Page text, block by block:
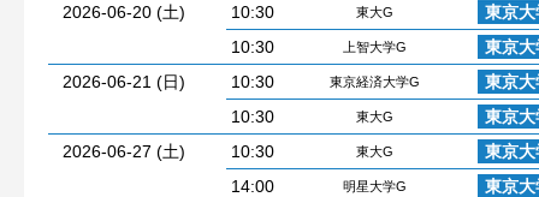
2026-06-20 (土)
10:30 東大G
東京大
10:30
上智大学G
東京大
2026-06-21 (日)
10:30 東京経済大学G
東京大
10:30
東大G
東京大
2026-06-27 (土)
10:30 東大G
東京大
14:00
明星大学G
東京大